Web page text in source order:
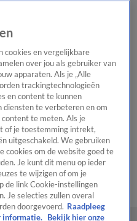
Dag Onze categorieën Laatste
Podcast
PanelContact
cookies en vergelijkbare
over jou als gebruiker van
apparaten. Als je „Alle
trackingtechnologieën
en content te kunnen
diensten te verbeteren en om
te meten. Als je
of je toestemming intrekt,
uitgeschakeld. We gebruiken
cookies om de website goed te
Je kunt dit menu op ieder
te wijzigen of om je
de link Cookie-instellingen
Je selecties zullen overal
doorgevoerd. Raadpleeg
informatie.
Bekijk hier onze